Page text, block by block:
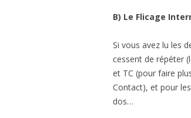
B) Le Flicage
Si vous avez lu les
cessent de répéter
et TC (pour faire
Contact), et pour
dos…